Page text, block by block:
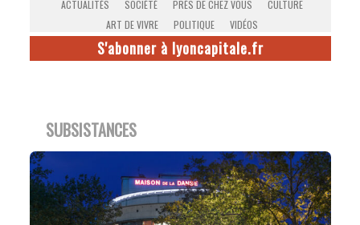
ACTUALITÉS SOCIÉTÉ PRÈS DE CHEZ VOUS
CULTURE
ART DE VIVRE
POLITIQUE VIDÉOS
S'abonner à lyoncapitale.fr
SUBSISTANCES